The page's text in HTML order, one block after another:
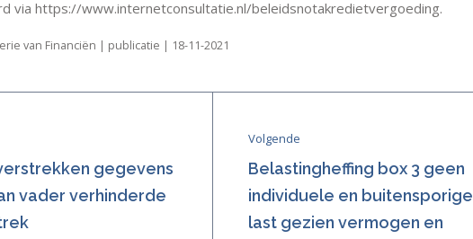
via https://www.internetconsultatie.nl/beleidsnotakredietvergoeding.
van Financiën | publicatie | 18-11-2021
gegevens
vader verhinderde
Volgende
Belastingheffing box 3 geen
individuele en buitensporige
last gezien vermogen en